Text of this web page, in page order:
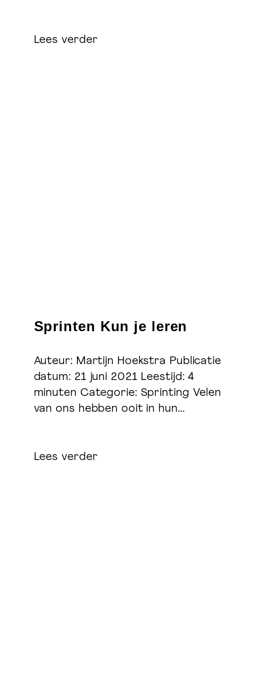
Lees verder
Sprinten Kun je leren
Auteur: Martijn Hoekstra Publicatie
datum: 21 juni 2021 Leestijd: 4
minuten Categorie: Sprinting Velen
van ons hebben ooit in hun...
Lees verder